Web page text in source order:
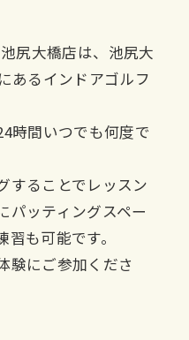
尻大橋店は、池尻大
あるインドアゴルフ
時間いつでも何度で
することでレッスン
パッティングスペー
も可能です。
験にご参加くださ